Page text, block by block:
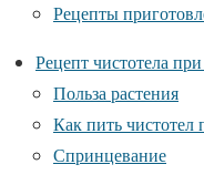
Рецепты
Рецепт чистотела
Польза растения
Как пить
Спринцевание